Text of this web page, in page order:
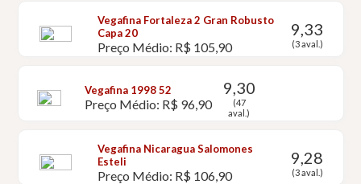
Vegafina Fortaleza 2 Gran Robusto
Capa 20
Preço Médio: R$ 105,90
9,33
(3 aval.)
Vegafina 1998 52
Preço Médio: R$ 96,90
9,30
(47
aval.)
Vegafina Nicaragua Salomones
Esteli
Preço Médio: R$ 106,90
9,28
(3 aval.)